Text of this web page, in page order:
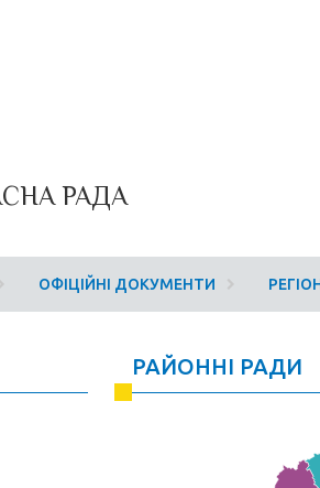
РАДА
ОФІЦІЙНІ ДОКУМЕНТИ
РАЙОННІ РАДИ